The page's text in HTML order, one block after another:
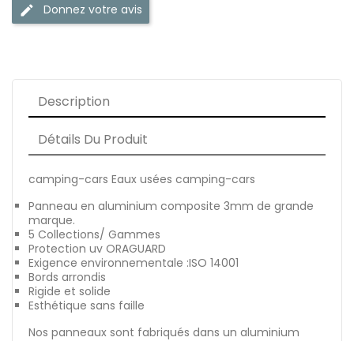
edit Donnez votre avis
Description
Détails Du Produit
camping-cars Eaux usées camping-cars
Panneau en aluminium composite 3mm de grande
marque.
5 Collections/ Gammes
Protection uv ORAGUARD
Exigence environnementale :ISO 14001
Bords arrondis
Rigide et solide
Esthétique sans faille
Nos panneaux sont fabriqués dans un aluminium